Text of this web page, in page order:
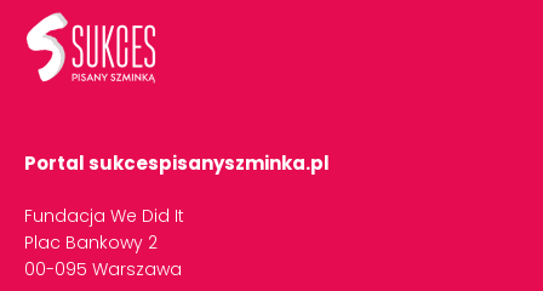
Portal sukcespisanyszminka.pl
Fundacja We Did It
Plac Bankowy 2
00-095 Warszawa